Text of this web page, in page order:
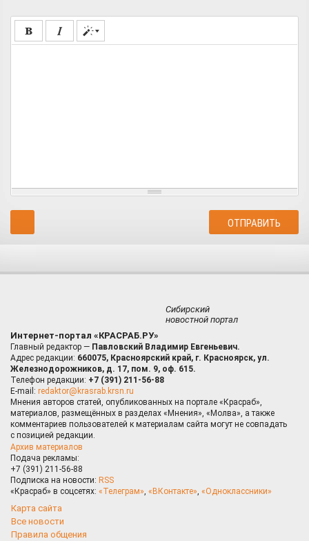
Сибирский
новостной портал
Интернет-портал «КРАСРАБ.РУ»
Главный редактор — Павловский Владимир Евгеньевич.
Адрес редакции: 660075, Красноярский край, г. Красноярск, ул.
Железнодорожников, д. 17, пом. 9, оф. 615.
Телефон редакции: +7 (391) 211-56-88
E-mail: redaktor@krasrab.krsn.ru
Мнения авторов статей, опубликованных на портале «Красраб»,
материалов, размещённых в разделах «Мнения», «Молва», а также
комментариев пользователей к материалам сайта могут не совпадать
с позицией редакции.
Архив материалов
Подача рекламы:
+7 (391) 211-56-88
Подписка на новости: RSS
«Красраб» в соцсетях: «Телеграм», «ВКонтакте», «Одноклассники»
Карта сайта
Все новости
Правила общения